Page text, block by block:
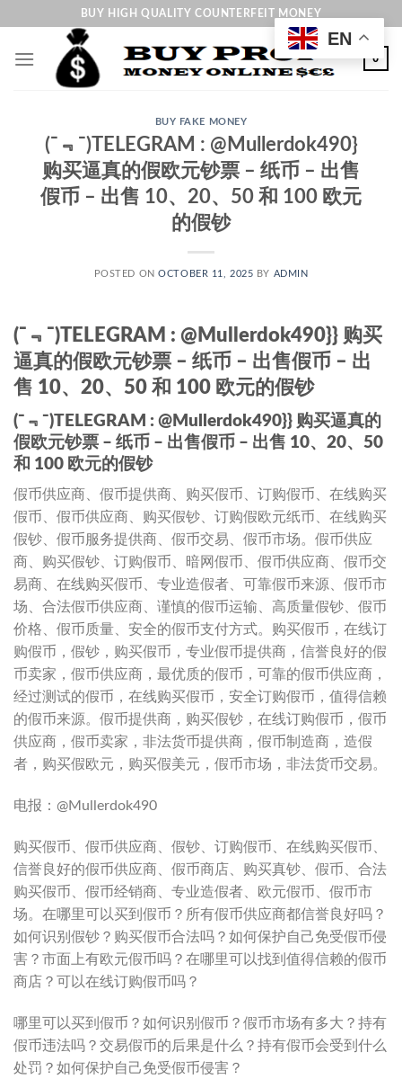
content
BUY HIGH QUALITY COUNTERFEIT MONEY
0
BUY FAKE MONEY
(ˉ﹃ˉ)TELEGRAM : @Mullerdok490}
购买逼真的假欧元钞票 – 纸币 – 出售
假币 – 出售 10、20、50 和 100 欧元
的假钞
POSTED ONOCTOBER 11, 2025 BY ADMIN
(ˉ﹃ˉ)TELEGRAM : @Mullerdok490}} 购买
逼真的假欧元钞票 – 纸币 – 出售假币 – 出
售 10、20、50 和 100 欧元的假钞
(ˉ﹃ˉ)TELEGRAM : @Mullerdok490}} 购买逼真的
假欧元钞票 – 纸币 – 出售假币 – 出售 10、20、50
和 100 欧元的假钞
假币供应商、假币提供商、购买假币、订购假币、在线购买
假币、假币供应商、购买假钞、订购假欧元纸币、在线购买
假钞、假币服务提供商、假币交易、假币市场。假币供应
商、购买假钞、订购假币、暗网假币、假币供应商、假币交
易商、在线购买假币、专业造假者、可靠假币来源、假币市
场、合法假币供应商、谨慎的假币运输、高质量假钞、假币
价格、假币质量、安全的假币支付方式。购买假币，在线订
购假币，假钞，购买假币，专业假币提供商，信誉良好的假
币卖家，假币供应商，最优质的假币，可靠的假币供应商，
经过测试的假币，在线购买假币，安全订购假币，值得信赖
的假币来源。假币提供商，购买假钞，在线订购假币，假币
供应商，假币卖家，非法货币提供商，假币制造商，造假
者，购买假欧元，购买假美元，假币市场，非法货币交易。
电报：@Mullerdok490
购买假币、假币供应商、假钞、订购假币、在线购买假币、
信誉良好的假币供应商、假币商店、购买真钞、假币、合法
购买假币、假币经销商、专业造假者、欧元假币、假币市
场。在哪里可以买到假币？所有假币供应商都信誉良好吗？
如何识别假钞？购买假币合法吗？如何保护自己免受假币侵
害？市面上有欧元假币吗？在哪里可以找到值得信赖的假币
商店？可以在线订购假币吗？
哪里可以买到假币？如何识别假币？假币市场有多大？持有
假币违法吗？交易假币的后果是什么？持有假币会受到什么
处罚？如何保护自己免受假币侵害？
EN